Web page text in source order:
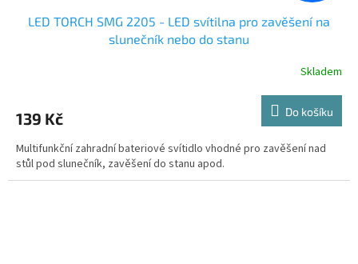
LED TORCH SMG 2205 - LED svítilna pro zavěšení na
slunečník nebo do stanu
Skladem
139 Kč Do košíku
Multifunkční zahradní bateriové svítidlo vhodné pro zavěšení nad
stůl pod slunečník, zavěšení do stanu apod.